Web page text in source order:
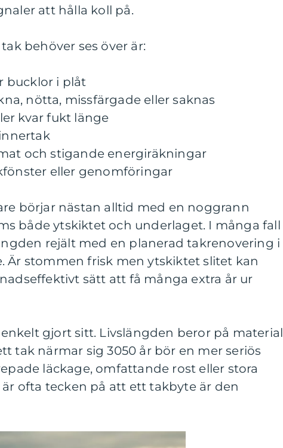
att hålla koll på.
behöver ses över är:
bucklor i plåt
nötta, missfärgade eller saknas
kvar fukt länge
och stigande energiräkningar
eller genomföringar
börjar nästan alltid med en noggrann
både ytskiktet och underlaget. I många fall
rejält med en planerad takrenovering i
Är stommen frisk men ytskiktet slitet kan
sätt att få många extra år ur
gjort sitt. Livslängden beror på material
tak närmar sig 3050 år bör en mer seriös
läckage, omfattande rost eller stora
ofta tecken på att ett takbyte är den